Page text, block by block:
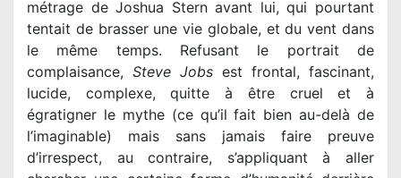
métrage de Joshua Stern avant lui, qui pourtant
tentait de brasser une vie globale, et du vent dans
le même temps. Refusant le portrait de
complaisance, Steve Jobs est frontal, fascinant,
lucide, complexe, quitte à être cruel et à
égratigner le mythe (ce qu’il fait bien au-delà de
l’imaginable) mais sans jamais faire preuve
d’irrespect, au contraire, s’appliquant à aller